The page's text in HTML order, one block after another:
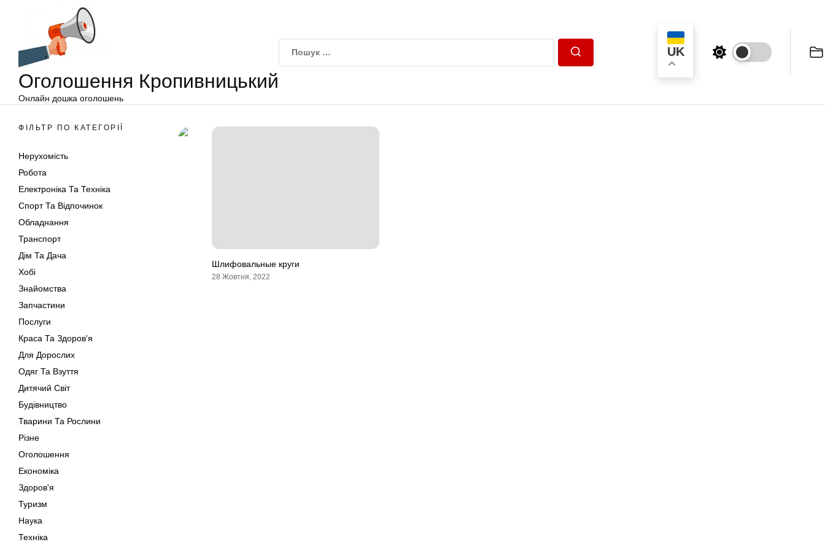
Оголошення Кропивницький
Онлайн дошка оголошень
UK
ФІЛЬТР ПО КАТЕГОРІЇ
Нерухомість
Робота
Електроніка Та Техніка
Спорт Та Відпочинок
Обладнання
Транспорт
Дім Та Дача
Хобі
Знайомства
Запчастини
Послуги
Краса Та Здоров'я
Для Дорослих
Одяг Та Взуття
Дитячий Світ
Будівництво
Тварини Та Рослини
Різне
Оголошення
Економіка
Здоров'я
Туризм
Наука
Техніка
Шлифовальные круги
28 Жовтня, 2022